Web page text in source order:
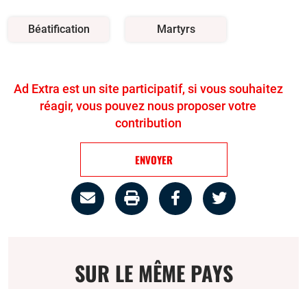
Béatification Martyrs
Ad Extra est un site participatif, si vous souhaitez
réagir, vous pouvez nous proposer votre
contribution
ENVOYER
Partage
par
ImprimerPartager
sur
Partager
SUR LE MÊME PAYS